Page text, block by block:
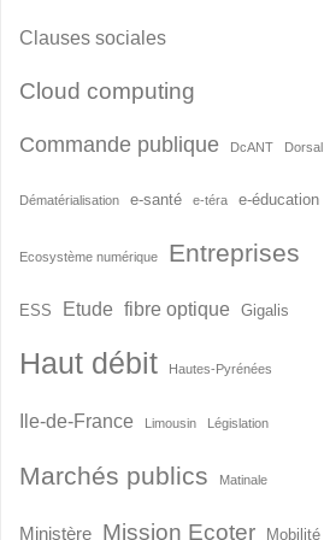
Clauses sociales
Cloud computing
Commande publique DcANT Dorsal
Dématérialisation e-santé e-téra e-éducation
Ecosystème numérique Entreprises
ESS Etude fibre optique Gigalis
Haut débit Hautes-Pyrénées
Ile-de-France Limousin Législation
Marchés publics Matinale
Ministère Mission Ecoter Mobilité